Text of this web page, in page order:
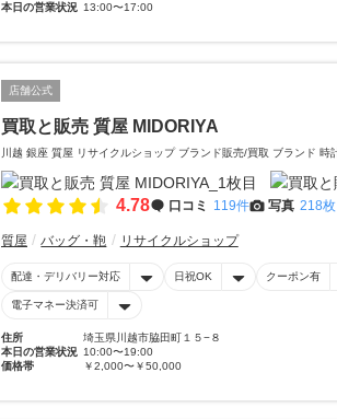
本日の営業状況 13:00〜17:00
店舗公式
買取と販売 質屋 MIDORIYA
川越 銀座 質屋 リサイクルショップ ブランド販売/買取 ブランド 時
4.78 口コミ 119件 写真 218枚
質屋 バッグ・鞄 リサイクルショップ
配達・デリバリー対応 日祝OK クーポン有
電子マネー決済可
住所
埼玉県川越市脇田町１５−８
本日の営業状況 10:00〜19:00
価格帯
￥2,000〜￥50,000